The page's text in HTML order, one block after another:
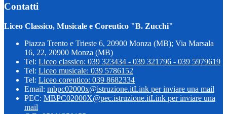
Contatti
Liceo Classico, Musicale e Coreutico "B. Zucchi"
Piazza Trento e Trieste 6, 20900 Monza (MB); Via Marsala
16, 22, 20900 Monza (MB)
Tel: Liceo classico: 039 323434 - 039 321796 - 039 5979619
Tel: Liceo musicale: 039 5786152
Tel: Liceo coreutico: 039 8682334
Email: mbpc02000x@istruzione.itLink per inviare una mail
PEC: MBPC02000X@pec.istruzione.itLink per inviare una
mail